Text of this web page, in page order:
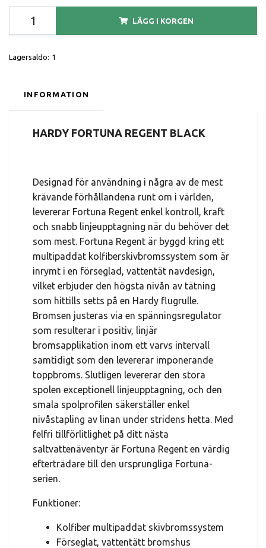
LÄGG I KORGEN
Lagersaldo: 1
INFORMATION
HARDY FORTUNA REGENT BLACK
Designad för användning i några av de mest
krävande förhållandena runt om i världen,
levererar Fortuna Regent enkel kontroll, kraft
och snabb linjeupptagning när du behöver det
som mest. Fortuna Regent är byggd kring ett
multipaddat kolfiberskivbromssystem som är
inrymt i en förseglad, vattentät navdesign,
vilket erbjuder den högsta nivån av tätning
som hittills setts på en Hardy flugrulle.
Bromsen justeras via en spänningsregulator
som resulterar i positiv, linjär
bromsapplikation inom ett varvs intervall
samtidigt som den levererar imponerande
toppbroms. Slutligen levererar den stora
spolen exceptionell linjeupptagning, och den
smala spolprofilen säkerställer enkel
nivåstapling av linan under stridens hetta. Med
felfri tillförlitlighet på ditt nästa
saltvattenäventyr är Fortuna Regent en värdig
efterträdare till den ursprungliga Fortuna-
serien.
Funktioner:
Kolfiber multipaddat skivbromssystem
Förseglat, vattentätt bromshus